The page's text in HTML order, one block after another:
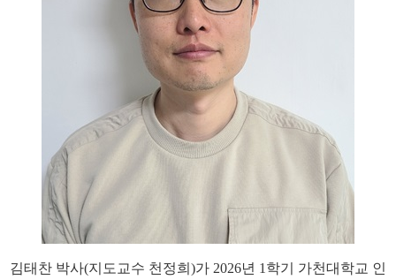
김태찬 박사(지도교수 천정희)가 2026년 1학기 가천대학교 인